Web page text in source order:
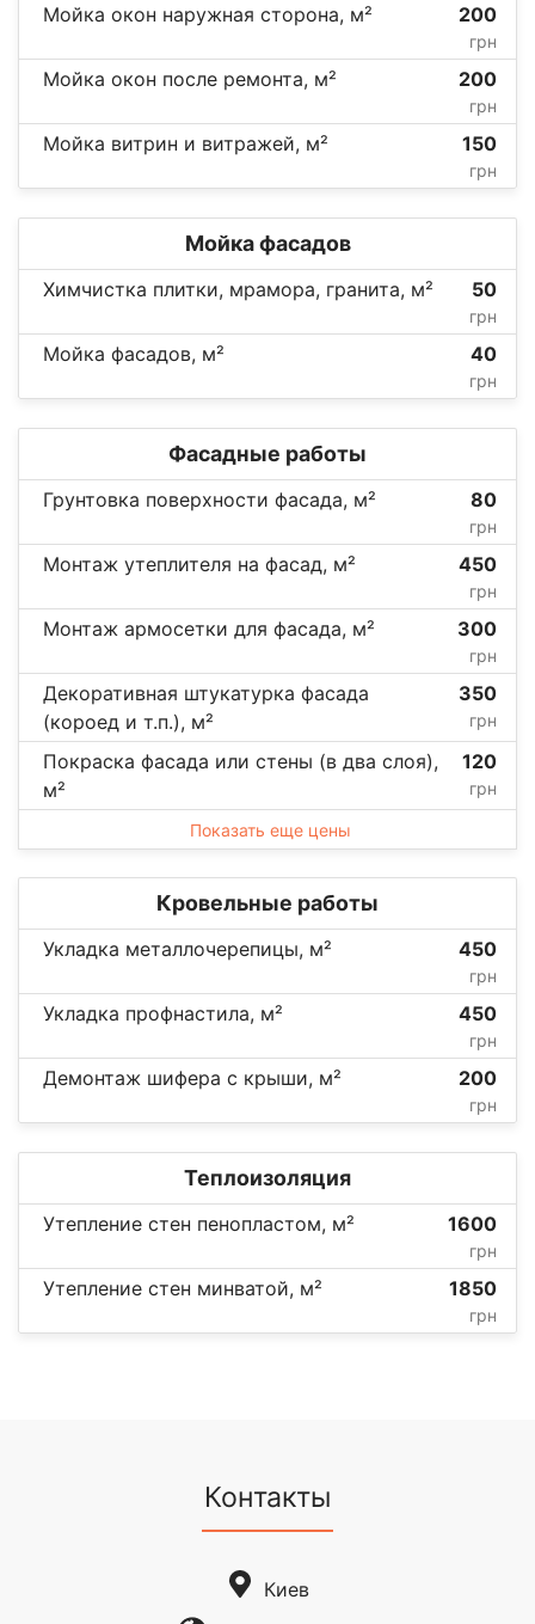
Мойка окон наружная сторона, м² 200
грн
Мойка окон после ремонта, м² 200
грн
Мойка витрин и витражей, м² 150
грн
Мойка фасадов
Химчистка плитки, мрамора, гранита, м² 50
грн
Мойка фасадов, м² 40
грн
Фасадные работы
Грунтовка поверхности фасада, м² 80
грн
Монтаж утеплителя на фасад, м² 450
грн
Монтаж армосетки для фасада, м² 300
грн
Декоративная штукатурка фасада
(короед и т.п.), м²
350
грн
Покраска фасада или стены (в два слоя),
м²
120
грн
Показать еще цены
Кровельные работы
Укладка металлочерепицы, м² 450
грн
Укладка профнастила, м² 450
грн
Демонтаж шифера с крыши, м² 200
грн
Теплоизоляция
Утепление стен пенопластом, м² 1600
грн
Утепление стен минватой, м² 1850
грн
Контакты
Киев